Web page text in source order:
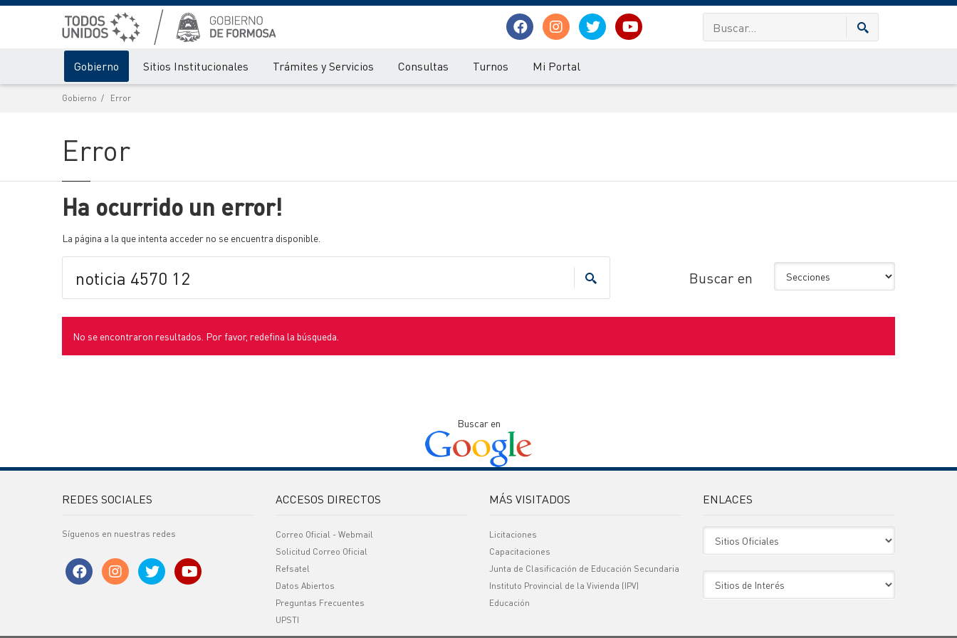
Gobierno Sitios Institucionales Trámites y Servicios Consultas Turnos Mi Portal
Gobierno Error
Error
Ha ocurrido un error!
La página a la que intenta acceder no se encuentra disponible.
Buscar en
No se encontraron resultados. Por favor, redefina la búsqueda.
Buscar en
REDES SOCIALES
Síguenos en nuestras redes
ACCESOS DIRECTOS
Correo Oficial - Webmail
Solicitud Correo Oficial
Refsatel
Datos Abiertos
Preguntas Frecuentes
UPSTI
MÁS VISITADOS
Licitaciones
Capacitaciones
Junta de Clasificación de Educación Secundaria
Instituto Provincial de la Vivienda (IPV)
Educación
ENLACES